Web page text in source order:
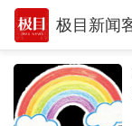
极目新闻
推荐
体育